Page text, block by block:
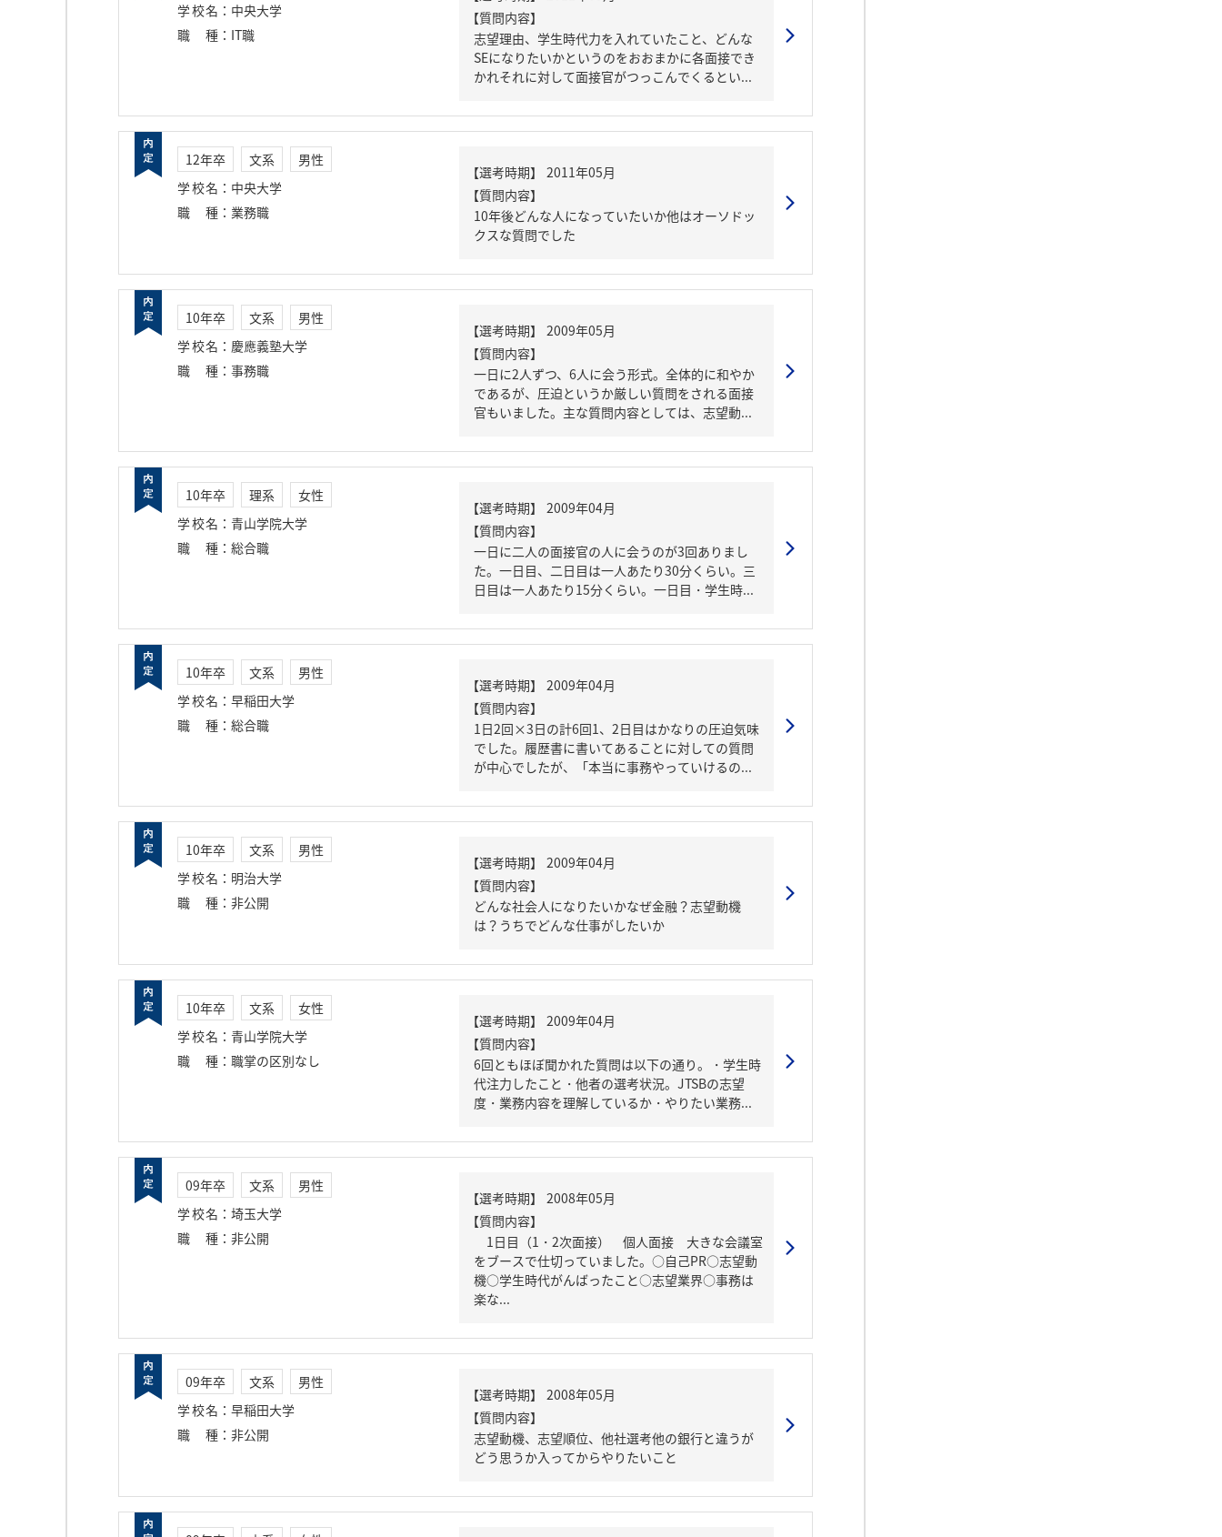
学校名 ： 中央大学
職種 ： IT職
【質問内容】
志望理由、学生時代力を入れていたこと、どんな
SEになりたいかというのをおおまかに各面接でき
かれそれに対して面接官がつっこんでくるとい...
12年卒 文系
男性
学校名 ： 中央大学
職種 ： 業務職
【質問内容】
10年後どんな人になっていたいか他はオーソドッ
クスな質問でした
10年卒 文系
男性
学校名 ： 慶應義塾大学
職種 ： 事務職
【質問内容】
一日に2人ずつ、6人に会う形式。全体的に和やか
であるが、圧迫というか厳しい質問をされる面接
官もいました。主な質問内容としては、志望動...
10年卒 理系
女性
学校名 ： 青山学院大学
職種 ： 総合職
【質問内容】
一日に二人の面接官の人に会うのが3回ありまし
た。一日目、二日目は一人あたり30分くらい。三
日目は一人あたり15分くらい。一日目・学生時...
10年卒 文系
男性
学校名 ： 早稲田大学
職種 ： 総合職
【質問内容】
1日2回×3日の計6回1、2日目はかなりの圧迫気味
でした。履歴書に書いてあることに対しての質問
が中心でしたが、「本当に事務やっていけるの...
10年卒 文系
男性
学校名 ： 明治大学
職種 ： 非公開
【質問内容】
どんな社会人になりたいかなぜ金融？志望動機
は？うちでどんな仕事がしたいか
10年卒 文系
女性
学校名 ： 青山学院大学
職種 ： 職掌の区別なし
【質問内容】
6回ともほぼ聞かれた質問は以下の通り。・学生時
代注力したこと・他者の選考状況。JTSBの志望
度・業務内容を理解しているか・やりたい業務...
09年卒 文系
男性
学校名 ： 埼玉大学
職種 ： 非公開
【質問内容】
1日目（1・2次面接） 個人面接 大きな会議室
をブースで仕切っていました。○自己PR○志望動
機○学生時代がんばったこと○志望業界○事務は
楽な...
09年卒 文系
男性
学校名 ： 早稲田大学
職種 ： 非公開
【質問内容】
志望動機、志望順位、他社選考他の銀行と違うが
どう思うか入ってからやりたいこと